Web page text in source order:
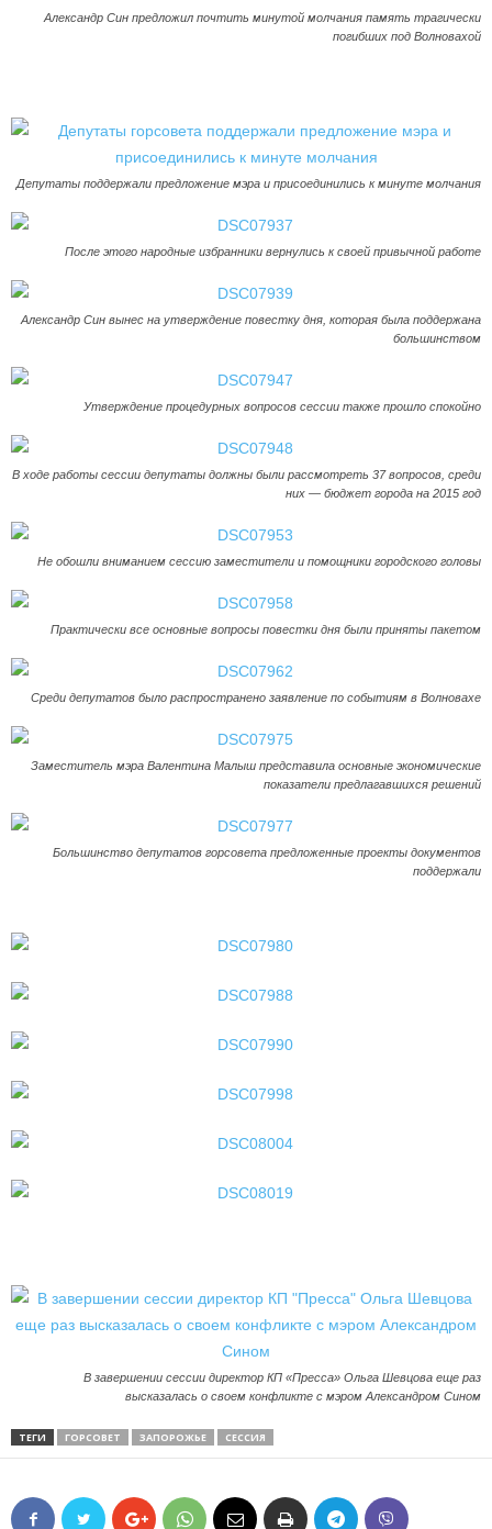
Александр Син предложил почтить минутой молчания память трагически
погибших под Волновахой
Депутаты поддержали предложение мэра и присоединились к минуте молчания
После этого народные избранники вернулись к своей привычной работе
Александр Син вынес на утверждение повестку дня, которая была поддержана
большинством
Утверждение процедурных вопросов сессии также прошло спокойно
В ходе работы сессии депутаты должны были рассмотреть 37 вопросов, среди
них — бюджет города на 2015 год
Не обошли вниманием сессию заместители и помощники городского головы
Практически все основные вопросы повестки дня были приняты пакетом
Среди депутатов было распространено заявление по событиям в Волновахе
Заместитель мэра Валентина Малыш представила основные экономические
показатели предлагавшихся решений
Большинство депутатов горсовета предложенные проекты документов
поддержали
В завершении сессии директор КП «Пресса» Ольга Шевцова еще раз
высказалась о своем конфликте с мэром Александром Сином
ТЕГИ ГОРСОВЕТ ЗАПОРОЖЬЕ СЕССИЯ